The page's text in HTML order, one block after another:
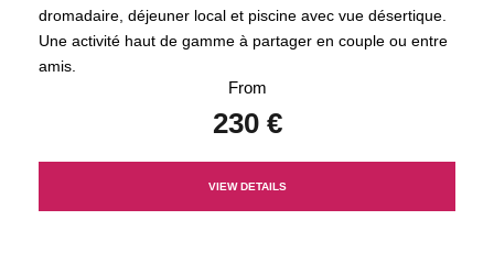
dromadaire, déjeuner local et piscine avec vue désertique.
Une activité haut de gamme à partager en couple ou entre
amis.
From
230 €
VIEW DETAILS